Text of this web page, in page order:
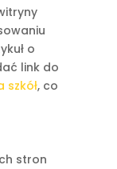
o
link do
szkół, co
stron